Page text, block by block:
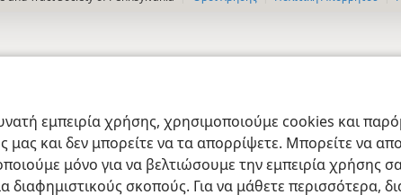
εμπειρία χρήσης, χρησιμοποιούμε cookies και
μας και δεν μπορείτε να τα απορρίψετε. Μπορείτε να
μόνο για να βελτιώσουμε την εμπειρία χρήσης
διαφημιστικούς σκοπούς. Για να μάθετε περισσότερα,